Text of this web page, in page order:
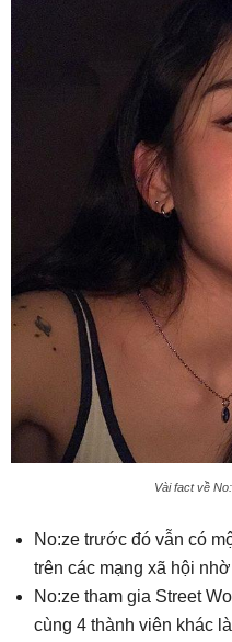
Vài fact về
No:ze trước đó vẫn có
trên các mạng xã hội
No:ze tham gia Street
cùng 4 thành viên khác